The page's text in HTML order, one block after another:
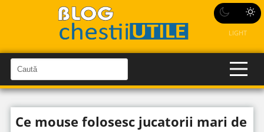
LIGHT
a
u
t
C
a
u
î
n
Ce mouse folosesc jucatorii mari de